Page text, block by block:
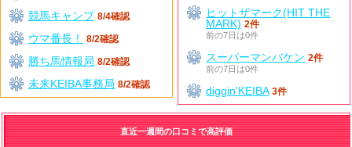
ヒットザマーク(HIT THE
MARK) 2件
前の7日は0件
スーパーマンバケン 2件
前の7日は0件
diggin'KEIBA 3件
競馬キャンプ 8/4確認
ウマ番長！ 8/2確認
勝ち馬情報局 8/2確認
未来KEIBA事務局 8/2確認
直近一週間の口コミで高評価